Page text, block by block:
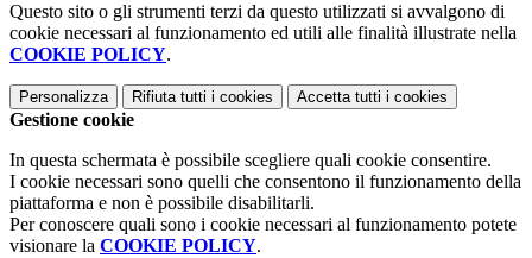
Questo sito o gli strumenti terzi da questo utilizzati si avvalgono di
cookie necessari al funzionamento ed utili alle finalità illustrate nella
COOKIE POLICY.
Personalizza Rifiuta tutti i cookies Accetta tutti i cookies
Gestione cookie
In questa schermata è possibile scegliere quali cookie consentire.
I cookie necessari sono quelli che consentono il funzionamento della
piattaforma e non è possibile disabilitarli.
Per conoscere quali sono i cookie necessari al funzionamento potete
visionare la COOKIE POLICY.